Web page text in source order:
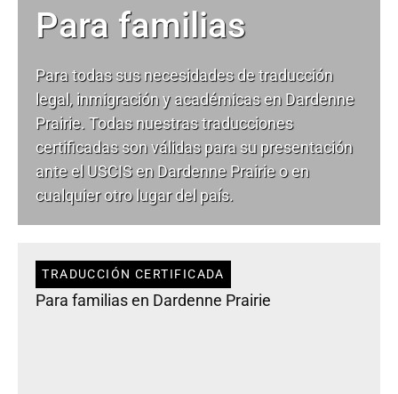
Para familias
Para todas sus necesidades detraducción
legal, inmigración y académicas en Dardenne
Prairie. Todas nuestras traducciones
certificadas son válidas para su presentación
ante el USCIS en Dardenne Prairie o en
cualquier otro lugar del país.
TRADUCCIÓN CERTIFICADA
Para familias en Dardenne Prairie